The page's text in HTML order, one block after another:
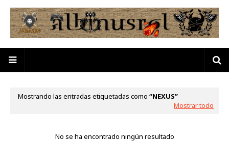
Mostrando las entradas etiquetadas como
NEXUS
Mostrar todo
No se ha encontrado ningún resultado